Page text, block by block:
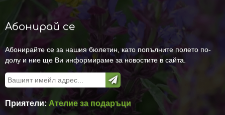
Абонирай се
Абонирайте се за нашия бюлетин, като попълните полето по-
долу и ние ще Ви информираме за новостите в сайта.
Приятели: Ателие за подаръци